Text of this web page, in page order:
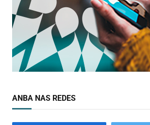
ANBA NAS REDES